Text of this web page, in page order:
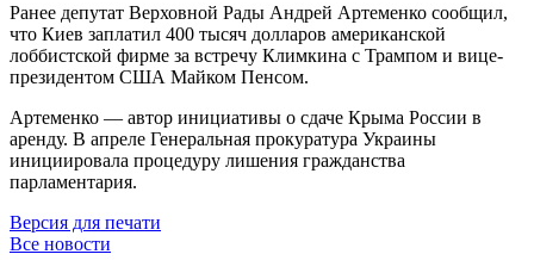
Ранее депутат Верховной Рады Андрей Артеменко сообщил,
что Киев заплатил 400 тысяч долларов американской
лоббистской фирме за встречу Климкина с Трампом и вице-
президентом США Майком Пенсом.
Артеменко — автор инициативы о сдаче Крыма России в
аренду. В апреле Генеральная прокуратура Украины
инициировала процедуру лишения гражданства
парламентария.
Версия для печати
Все новости